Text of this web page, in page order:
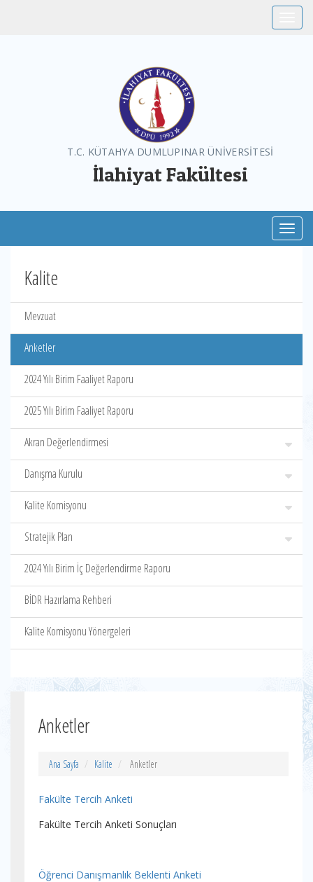
T.C. KÜTAHYA DUMLUPINAR ÜNİVERSİTESİ
İlahiyat Fakültesi
Kalite
Mevzuat
Anketler
2024 Yılı Birim Faaliyet Raporu
2025 Yılı Birim Faaliyet Raporu
Akran Değerlendirmesi
Danışma Kurulu
Kalite Komisyonu
Stratejik Plan
2024 Yılı Birim İç Değerlendirme Raporu
BİDR Hazırlama Rehberi
Kalite Komisyonu Yönergeleri
Anketler
Ana Sayfa Kalite Anketler
Fakülte Tercih Anketi
Fakülte Tercih Anketi Sonuçları
Öğrenci Danışmanlık Beklenti Anketi